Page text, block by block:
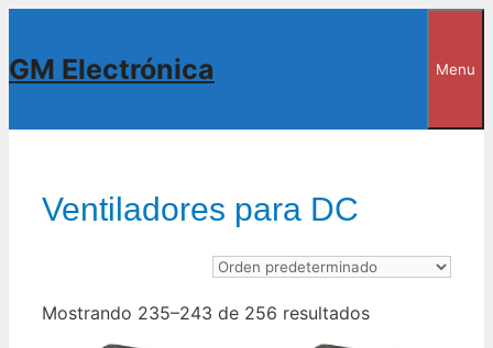
contenido
GM Electrónica Menu
Ventiladores para DC
Mostrando 235–243 de 256 resultados